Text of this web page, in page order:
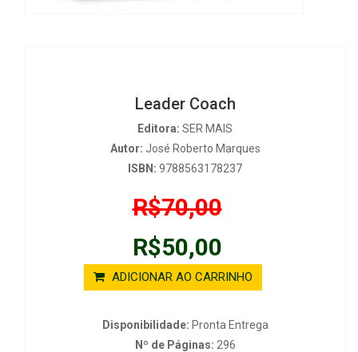
Leader Coach
Editora: SER MAIS
Autor: José Roberto Marques
ISBN: 9788563178237
R$70,00
R$50,00
ADICIONAR AO CARRINHO
Disponibilidade: Pronta Entrega
Nº de Páginas: 296